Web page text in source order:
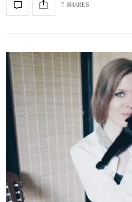
7 SHARES